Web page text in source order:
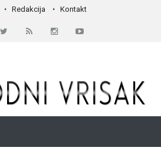
Redakcija Kontakt